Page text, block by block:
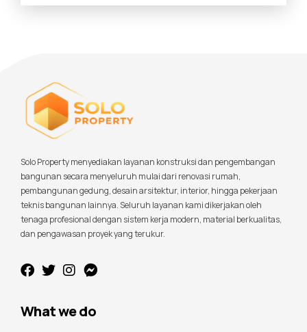
Solo Property menyediakan layanan konstruksi dan pengembangan
bangunan secara menyeluruh mulai dari renovasi rumah,
pembangunan gedung, desain arsitektur, interior, hingga pekerjaan
teknis bangunan lainnya. Seluruh layanan kami dikerjakan oleh
tenaga profesional dengan sistem kerja modern, material berkualitas,
dan pengawasan proyek yang terukur.
What we do